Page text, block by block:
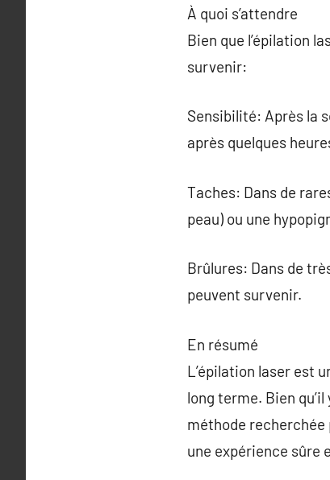
À quoi s’attendre
Bien que l’épilation
survenir:
Sensibilité: Après la
après quelques
Taches: Dans de
peau) ou une
Brûlures: Dans de
peuvent survenir.
En résumé
L’épilation laser est
long terme. Bien
méthode
une expérience sûre